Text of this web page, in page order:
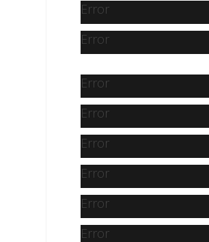
Error
Error
Error
Error
Error
Error
Error
Error